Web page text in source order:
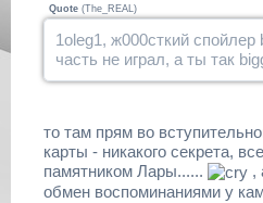
Quote (The_REAL)
1oleg1, ж000сткий
часть не играл, а ты так
то там прям во
карты - никакого секрета,
памятником Лары......
,
обмен воспоминаниями у